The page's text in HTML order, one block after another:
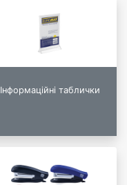
Інформаційні таблички